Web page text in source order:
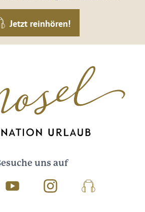
Jetzt reinhören!
uns auf
Youtube InstagramPodcast